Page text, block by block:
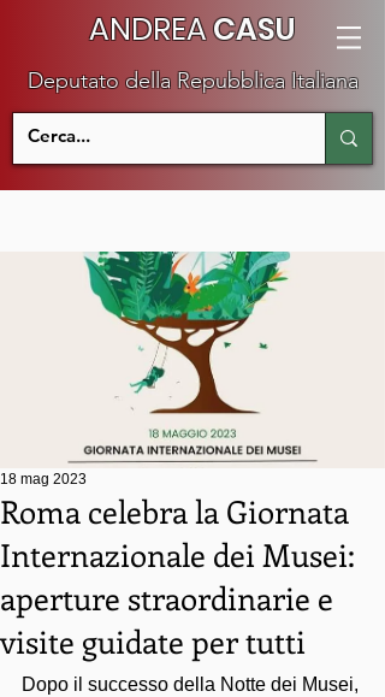
ANDREACASU
Deputato della Repubblica Italiana
Roma celebra la Giornata
Internazionale dei Musei:
aperture straordinarie e
visite guidate per tutti
18 mag 2023
Dopo il successo della Notte dei Musei,